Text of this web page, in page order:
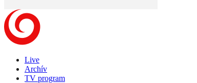
Live
Archív
TV program